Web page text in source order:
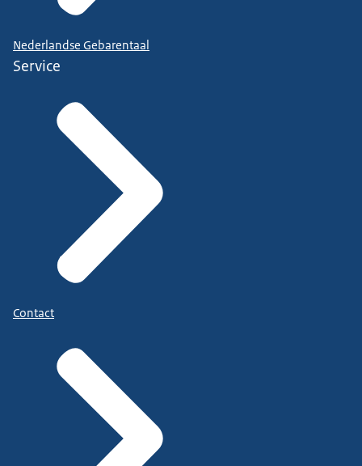
Nederlandse Gebarentaal
Service
Contact